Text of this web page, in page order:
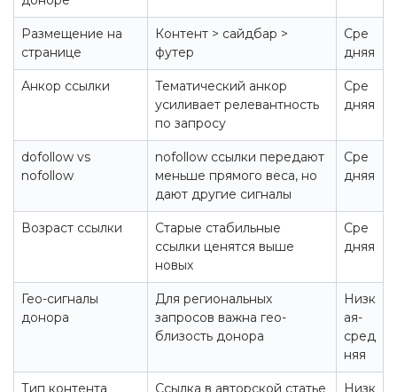
Размещение на
странице
Контент > сайдбар >
футер
Сре
дняя
Анкор ссылки
Тематический анкор
усиливает релевантность
по запросу
Сре
дняя
dofollow vs
nofollow
nofollow ссылки передают
меньше прямого веса, но
дают другие сигналы
Сре
дняя
Возраст ссылки
Старые стабильные
ссылки ценятся выше
новых
Сре
дняя
Гео-сигналы
донора
Для региональных
запросов важна гео-
близость донора
Низк
ая-
сред
няя
Тип контента
Ссылка в авторской статье
Низк